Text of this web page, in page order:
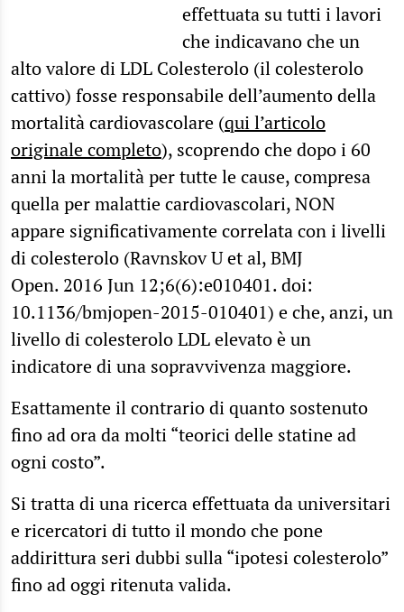
effettuata su tutti i lavori
che indicavano che un
alto valore di LDL Colesterolo (il colesterolo
cattivo) fosse responsabile dell’aumento della
mortalità cardiovascolare (qui l’articolo
originale completo), scoprendo che dopo i 60
anni la mortalità per tutte le cause, compresa
quella per malattie cardiovascolari, NON
appare significativamente correlata con i livelli
di colesterolo (Ravnskov U et al, BMJ
Open. 2016 Jun 12;6(6):e010401. doi:
10.1136/bmjopen-2015-010401) e che, anzi, un
livello di colesterolo LDL elevato è un
indicatore di una sopravvivenza maggiore.
Esattamente il contrario di quanto sostenuto
fino ad ora da molti “teorici delle statine ad
ogni costo”.
Si tratta di una ricerca effettuata da universitari
e ricercatori di tutto il mondo che pone
addirittura seri dubbi sulla “ipotesi colesterolo”
fino ad oggi ritenuta valida.